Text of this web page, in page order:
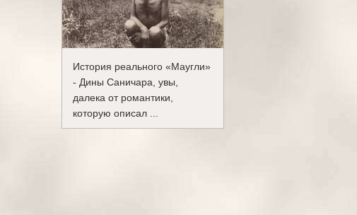
История реального «Маугли»
- Дины Саничара, увы,
далека от романтики,
которую описал ...